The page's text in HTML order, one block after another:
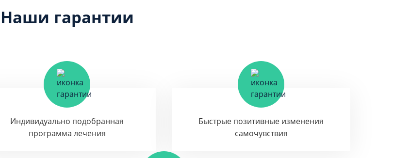
Наши гарантии
Индивидуально подобранная
программа лечения
Быстрые позитивные изменения
самочувствия